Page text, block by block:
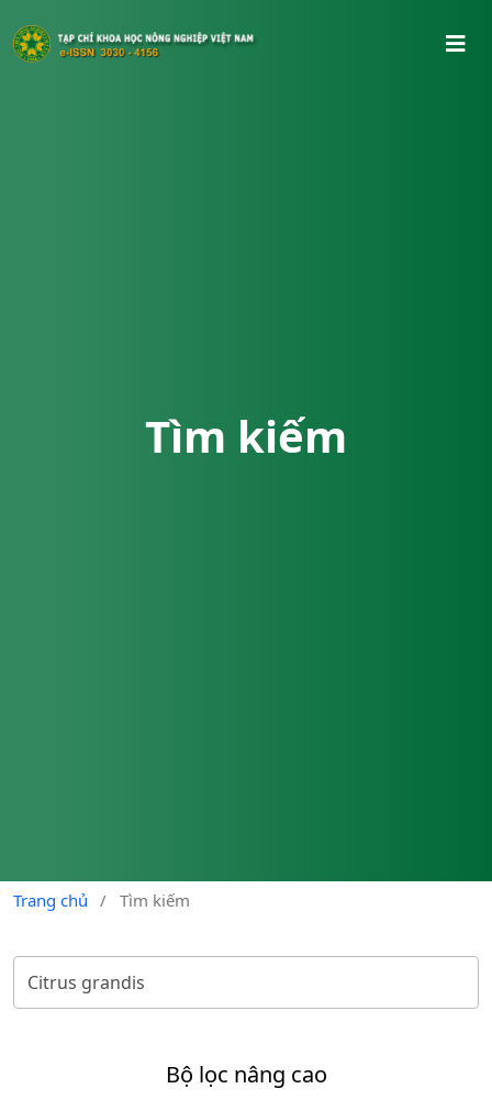
Tìm kiếm
Trang chủ / Tìm kiếm
Bộ lọc nâng cao